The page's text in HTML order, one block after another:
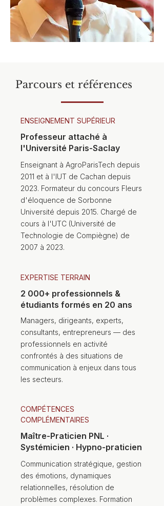
Parcours et références
ENSEIGNEMENT SUPÉRIEUR
Professeur attaché à
l'Université Paris-Saclay
Enseignant à AgroParisTech depuis
2011 et à l'IUT de Cachan depuis
2023. Formateur du concours Fleurs
d'éloquence de Sorbonne
Université depuis 2015. Chargé de
cours à l'UTC (Université de
Technologie de Compiègne) de
2007 à 2023.
EXPERTISE TERRAIN
2 000+ professionnels &
étudiants formés en 20 ans
Managers, dirigeants, experts,
consultants, entrepreneurs — des
professionnels en activité
confrontés à des situations de
communication à enjeux dans tous
les secteurs.
COMPÉTENCES
COMPLÉMENTAIRES
Maître-Praticien PNL ·
Systémicien · Hypno-praticien
Communication stratégique, gestion
des émotions, dynamiques
relationnelles, résolution de
problèmes complexes. Formation